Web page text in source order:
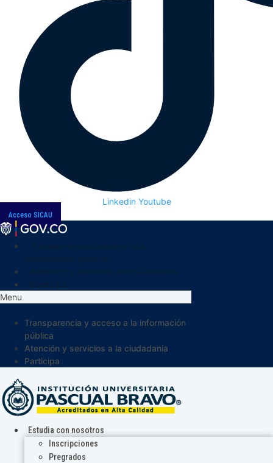
Linkedin Youtube
Acceso SICAU
Menu
Transparencia y acceso a la información
pública
Atención y servicios a la ciudadanía
Participa
Estudia con nosotros
Inscripciones
Pregrados